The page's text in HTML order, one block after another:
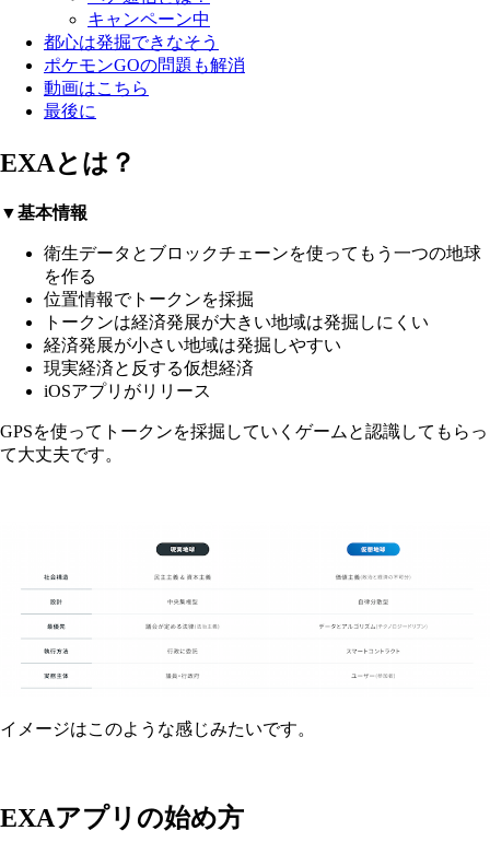
キャンペーン中
都心は発掘できなそう
ポケモンGOの問題も解消
動画はこちら
最後に
EXAとは？
▼基本情報
衛生データとブロックチェーンを使ってもう一つの地球
を作る
位置情報でトークンを採掘
トークンは経済発展が大きい地域は発掘しにくい
経済発展が小さい地域は発掘しやすい
現実経済と反する仮想経済
iOSアプリがリリース
GPSを使ってトークンを採掘していくゲームと認識してもらっ
て大丈夫です。
イメージはこのような感じみたいです。
EXAアプリの始め方